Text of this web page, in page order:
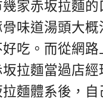
家赤坂拉麵
味道湯頭大
吃。而從網
拉麵當過店
麵體系後，